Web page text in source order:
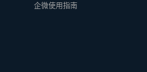
企微使用指南